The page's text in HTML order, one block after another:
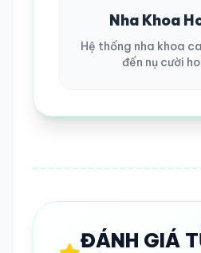
Nha Khoa
Hệ thống nha khoa
đến nụ cười
ĐÁNH GIÁ